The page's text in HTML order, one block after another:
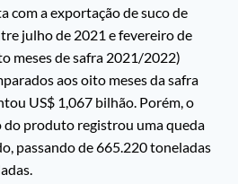
com a exportação de suco de
julho de 2021 e fevereiro de
meses de safra 2021/2022)
aos oito meses da safra
US$ 1,067 bilhão. Porém, o
do produto registrou uma queda
passando de 665.220 toneladas